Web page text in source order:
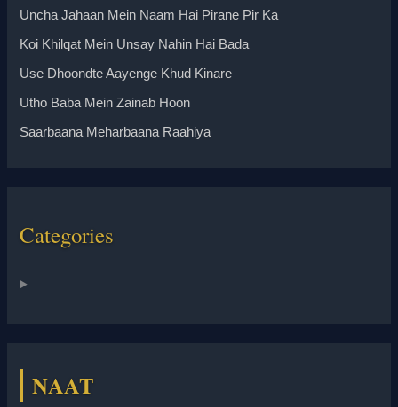
Uncha Jahaan Mein Naam Hai Pirane Pir Ka
Koi Khilqat Mein Unsay Nahin Hai Bada
Use Dhoondte Aayenge Khud Kinare
Utho Baba Mein Zainab Hoon
Saarbaana Meharbaana Raahiya
Categories
NAAT